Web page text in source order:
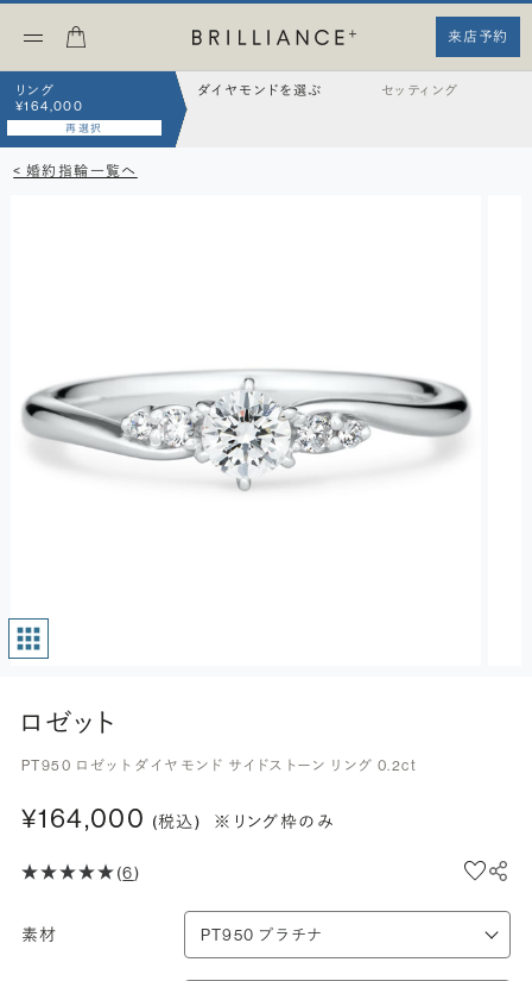
来店予約
リング
¥164,000
再選択
ダイヤモンドを選ぶ セッティング
< 婚約指輪一覧へ
ロゼット
PT950 ロゼット ダイヤモンド サイドストーン リング 0.2ct
¥164,000 (税込) ※リング枠のみ
(6)
素材